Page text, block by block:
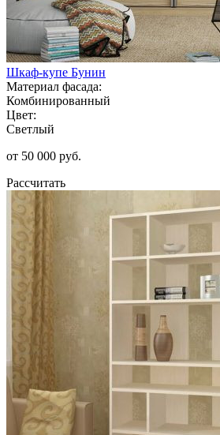
Шкаф-купе Бунин
Материал фасада:
Комбинированный
Цвет:
Светлый
от 50 000 руб.
Рассчитать